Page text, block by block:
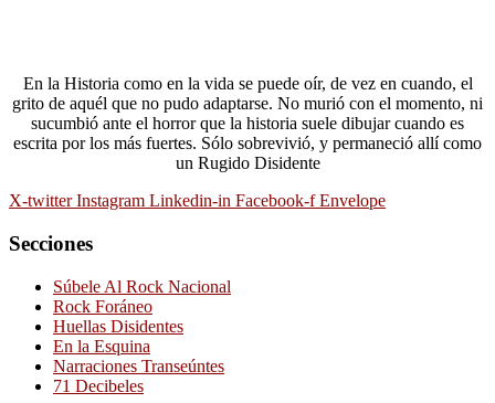
En la Historia como en la vida se puede oír, de vez en cuando, el
grito de aquél que no pudo adaptarse. No murió con el momento, ni
sucumbió ante el horror que la historia suele dibujar cuando es
escrita por los más fuertes. Sólo sobrevivió, y permaneció allí como
un Rugido Disidente
X-twitter Instagram Linkedin-in Facebook-f Envelope
Secciones
Súbele Al Rock Nacional
Rock Foráneo
Huellas Disidentes
En la Esquina
Narraciones Transeúntes
71 Decibeles